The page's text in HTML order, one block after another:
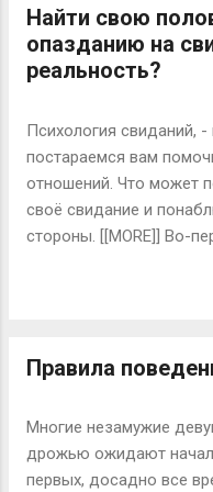
уникальное творение
привлекательна по-
неповторимое
сознание мужчины, ведь
него: длинные
ветру, округлость
тонкие, словно
скульптора, черты
прекрасного пола!
же устроен так, что не
Найти свою
опазданию на
реальность?
Психология свиданий,
постараемся вам
отношений. Что может
своё свидание и
стороны. [[MORE]] Во-
или раскаиваясь в
любовники или
приключения. 2. Ваш
или газету. Такой
сможет извлечь
Правила
Многие незамужие
дрожью ожидают
первых, досадно все